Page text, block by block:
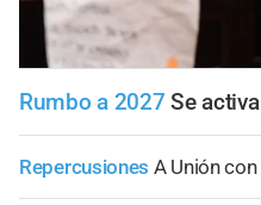
Rumbo a 2027 Se
Repercusiones A Unión